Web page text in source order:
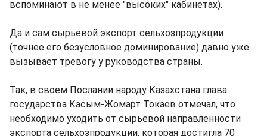
вспоминают в не менее "высоких" кабинетах).
Да и сам сырьевой экспорт сельхозпродукции
(точнее его безусловное доминирование) давно уже
вызывает тревогу у руководства страны.
Так, в своем Послании народу Казахстана глава
государства Касым-Жомарт Токаев отмечал, что
необходимо уходить от сырьевой направленности
экспорта сельхозпродукции, которая достигла 70